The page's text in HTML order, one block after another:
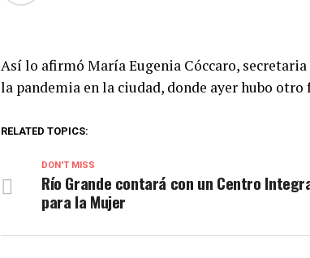
Así lo afirmó María Eugenia Cóccaro,
la pandemia en la ciudad, donde ayer hubo
RELATED TOPICS:
DON'T MISS
Río Grande contará con un Centro
para la Mujer